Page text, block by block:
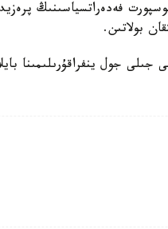
فەدەراتسياسىنىڭ
بولاتىن.
جول ينفراقۇرىلىمىنا